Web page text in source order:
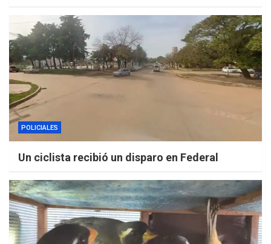
POLICIALES
Un ciclista recibió un disparo en Federal